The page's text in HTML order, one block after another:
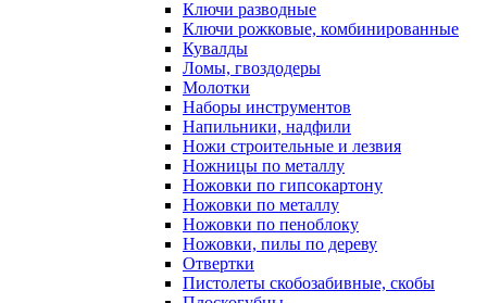
Ключи разводные
Ключи рожковые, комбинированные
Кувалды
Ломы, гвоздодеры
Молотки
Наборы инструментов
Напильники, надфили
Ножи строительные и лезвия
Ножницы по металлу
Ножовки по гипсокартону
Ножовки по металлу
Ножовки по пеноблоку
Ножовки, пилы по дереву
Отвертки
Пистолеты скобозабивные, скобы